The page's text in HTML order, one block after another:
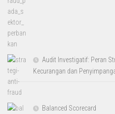
Audit Investigatif: Peran
Kecurangan dan
Balanced Scorecard